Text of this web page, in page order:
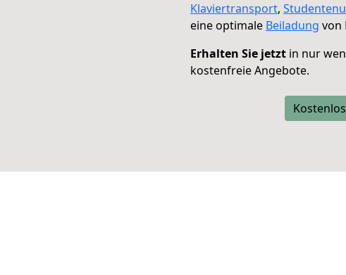
Klaviertransport,
eine optimale Beiladung von
Erhalten Sie jetzt in nur
kostenfreie Angebote.